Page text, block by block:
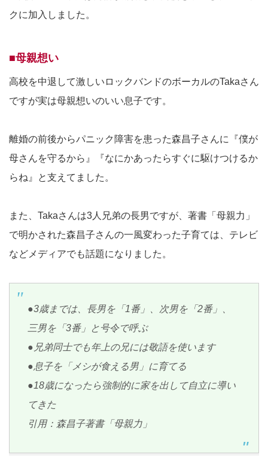
クに加入しました。
■母親想い
高校を中退して激しいロックバンドのボーカルのTakaさん
ですが実は母親想いのいい息子です。
離婚の前後からパニック障害を患った森昌子さんに『僕が
母さんを守るから』『なにかあったらすぐに駆けつけるか
らね』と支えてました。
また、Takaさんは3人兄弟の長男ですが、著書「母親力」
で明かされた森昌子さんの一風変わった子育ては、テレビ
などメディアでも話題になりました。
●3歳までは、長男を「1番」、次男を「2番」、
三男を「3番」と号令で呼ぶ
●兄弟同士でも年上の兄には敬語を使います
●息子を「メシが食える男」に育てる
●18歳になったら強制的に家を出して自立に導い
てきた
引用：森昌子著書「母親力」